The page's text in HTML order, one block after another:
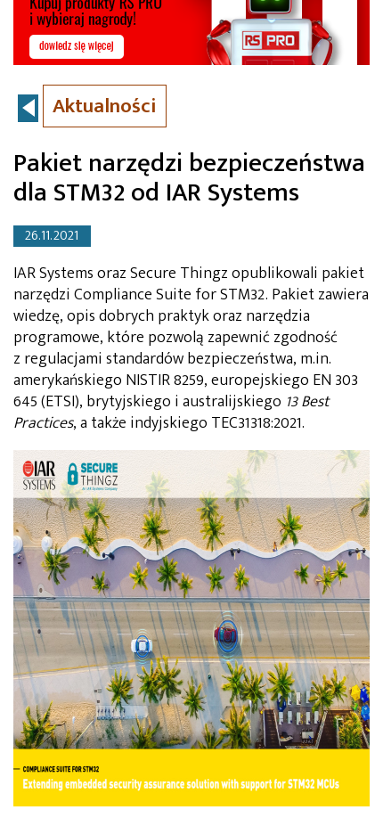
Aktualności
Pakiet narzędzi bezpieczeństwa
dla STM32 od IAR Systems
26.11.2021
IAR Systems oraz Secure Thingz opublikowali pakiet
narzędzi Compliance Suite for STM32. Pakiet zawiera
wiedzę, opis dobrych praktyk oraz narzędzia
programowe, które pozwolą zapewnić zgodność
z regulacjami standardów bezpieczeństwa, m.in.
amerykańskiego NISTIR 8259, europejskiego EN 303
645 (ETSI), brytyjskiego i australijskiego 13 Best
Practices, a także indyjskiego TEC31318:2021.